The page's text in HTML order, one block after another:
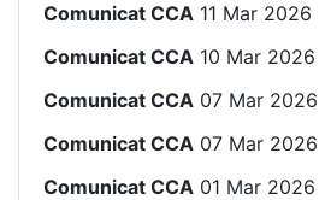
Comunicat CCA 11 Mar 2026
Comunicat CCA 10 Mar 2026
Comunicat CCA 07 Mar 2026
Comunicat CCA 07 Mar 2026
Comunicat CCA 01 Mar 2026